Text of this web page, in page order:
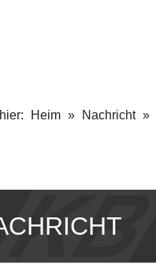
Heim » Nachricht »